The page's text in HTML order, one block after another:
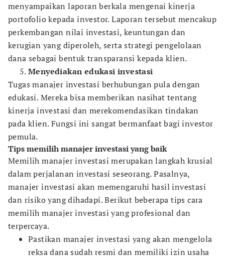
menyampaikan laporan berkala mengenai kinerja
portofolio kepada investor. Laporan tersebut mencakup
perkembangan nilai investasi, keuntungan dan
kerugian yang diperoleh, serta strategi pengelolaan
dana sebagai bentuk transparansi kepada klien.
Menyediakan edukasi investasi
Tugas manajer investasi berhubungan pula dengan
edukasi. Mereka bisa memberikan nasihat tentang
kinerja investasi dan merekomendasikan tindakan
pada klien. Fungsi ini sangat bermanfaat bagi investor
pemula.
Tips memilih manajer investasi yang baik
Memilih manajer investasi merupakan langkah krusial
dalam perjalanan investasi seseorang. Pasalnya,
manajer investasi akan memengaruhi hasil investasi
dan risiko yang dihadapi. Berikut beberapa tips cara
memilih manajer investasi yang profesional dan
terpercaya.
Pastikan manajer investasi yang akan mengelola
reksa dana sudah resmi dan memiliki izin usaha